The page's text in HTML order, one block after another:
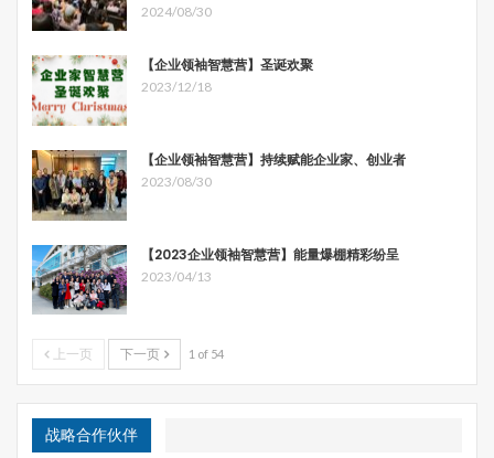
2024/08/30
【企业领袖智慧营】圣诞欢聚
2023/12/18
【企业领袖智慧营】持续赋能企业家、创业者
2023/08/30
【2023企业领袖智慧营】能量爆棚精彩纷呈
2023/04/13
上一页 下一页 1 of 54
战略合作伙伴